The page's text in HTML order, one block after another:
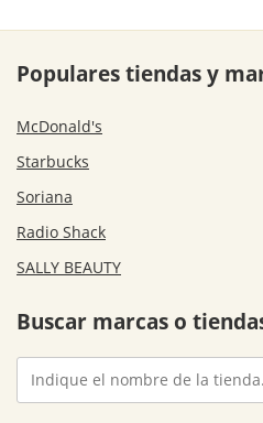
Populares tiendas y
McDonald's
Starbucks
Soriana
Radio Shack
SALLY BEAUTY
Buscar marcas o